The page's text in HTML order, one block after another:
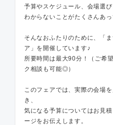
予算やスケジュール、会場選
わからないことがたくさんあ
そんなおふたりのために、「
ア」を開催しています♪
所要時間は最大90分！（ご希
ク相談も可能◎）
このフェアでは、実際の会場
き、
気になる予算についてはお見
ージをお伝えします。